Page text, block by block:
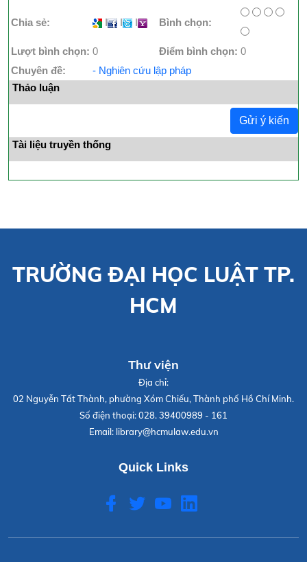
Chia sẻ: I I I Bình chọn:
Lượt bình chọn: 0 Điểm bình chọn: 0
Chuyên đề:
- Nghiên cứu lập pháp
Thảo luận
Gửi ý kiến
Tài liệu truyền thống
TRƯỜNG ĐẠI HỌC LUẬT TP.
HCM
Thư viện
Địa chỉ:
02 Nguyễn Tất Thành, phường Xóm Chiếu, Thành phố Hồ Chí Minh.
Số điện thoại:028. 39400989 - 161
Email: library@hcmulaw.edu.vn
Quick Links